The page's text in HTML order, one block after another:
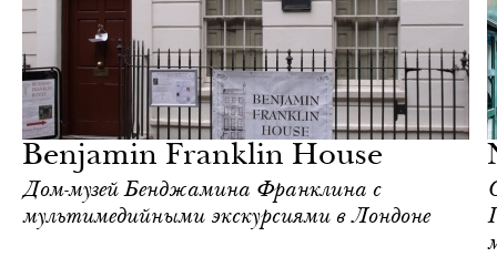
Benjamin Franklin House
Дом-музей Бенджамина Франклина с
мультимедийными экскурсиями в Лондоне
среда